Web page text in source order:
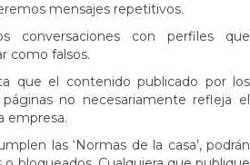
mensajes repetitivos.
conversaciones con perfiles que
como falsos.
que el contenido publicado por los
no necesariamente refleja el
empresa.
las ‘Normas de la casa’, podrán